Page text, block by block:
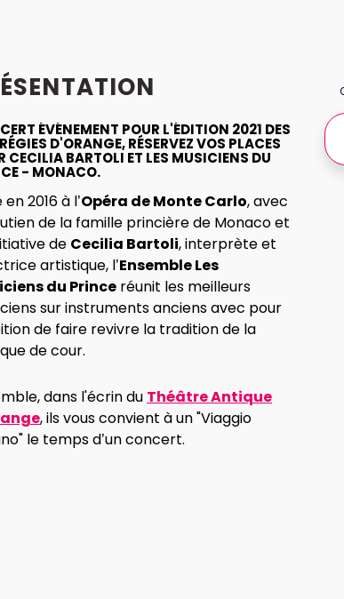
ÉVÉNEMENT POUR L'ÉDITION 2021 DES
D'ORANGE, RÉSERVEZ VOS PLACES
CECILIA BARTOLI ET LES MUSICIENS DU
- MONACO.
2016 à l’Opéra de Monte Carlo, avec
de la famille princière de Monaco et
de Cecilia Bartoli, interprète et
artistique, l’Ensemble Les
du Prince réunit les meilleurs
sur instruments anciens avec pour
de faire revivre la tradition de la
de cour.
dans l'écrin du Théâtre Antique
, ils vous convient à un "Viaggio
le temps d’un concert.